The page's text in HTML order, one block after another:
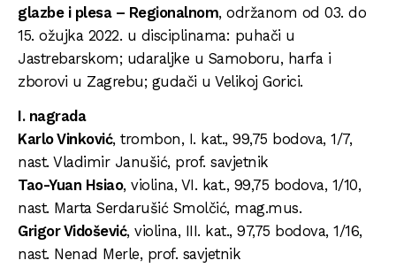
glazbe i plesa – Regionalnom, održanom od 03. do
15. ožujka 2022. u disciplinama: puhači u
Jastrebarskom; udaraljke u Samoboru, harfa i
zborovi u Zagrebu; gudači u Velikoj Gorici.
I. nagrada
Karlo Vinković, trombon, I. kat., 99,75 bodova, 1/7,
nast. Vladimir Janušić, prof. savjetnik
Tao-Yuan Hsiao, violina, VI. kat., 99,75 bodova, 1/10,
nast. Marta Serdarušić Smolčić, mag.mus.
Grigor Vidošević, violina, III. kat., 97,75 bodova, 1/16,
nast. Nenad Merle, prof. savjetnik